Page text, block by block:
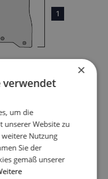
1
3
×
verwendet
um die
unserer Website zu
Nutzung
Sie der
gemäß unserer